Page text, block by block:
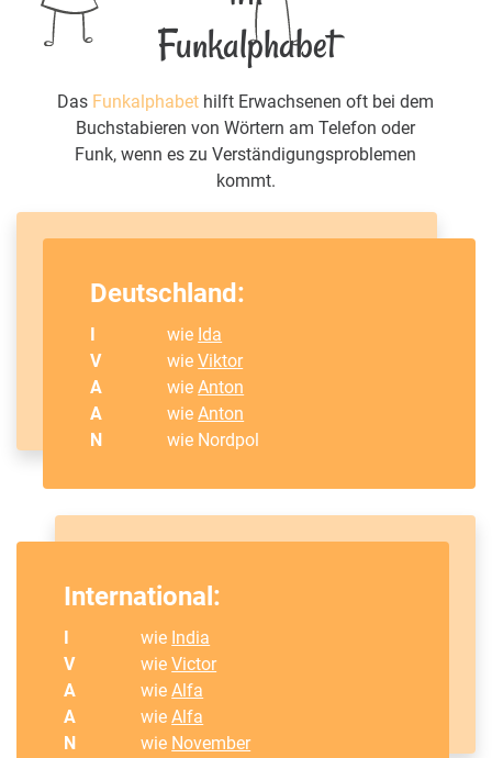
Funkalphabet
Das Funkalphabet hilft Erwachsenen oft bei dem
Buchstabieren von Wörtern am Telefon oder
Funk, wenn es zu Verständigungsproblemen
kommt.
Deutschland:
I wie Ida
V
wieViktor
A
wieAnton
A
wieAnton
N
wie Nordpol
International:
I wie India
V
wieVictor
A
wieAlfa
A
wieAlfa
N
wie November